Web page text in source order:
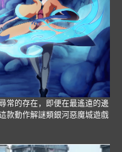
常的存在，即便在最遙遠的邊
動作解謎類銀河惡魔城遊戲